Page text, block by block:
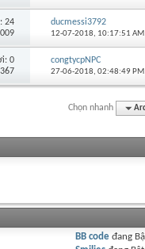
24
ducmessi3792
12-07-2018, 10:17:51 AM
0
congtycpNPC
27-06-2018,02:48:49 PM
Chọn nhanh
BB code đang